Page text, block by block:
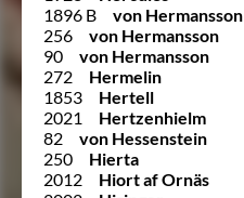
1896 B
von Hermansson
256
von Hermansson
90
von Hermansson
272
Hermelin
1853
Hertell
2021
Hertzenhielm
82
von Hessenstein
250
Hierta
2012
Hiort af Ornäs